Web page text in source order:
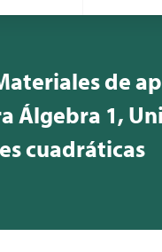
de
Álgebra 1,
cuadráticas